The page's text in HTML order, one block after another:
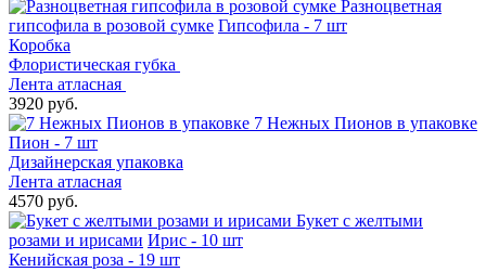
Разноцветная
гипсофила в розовой сумке Гипсофила - 7 шт
Коробка
Флористическая губка
Лента атласная
3920 руб.
7 Нежных Пионов в упаковке
Пион - 7 шт
Дизайнерская упаковка
Лента атласная
4570 руб.
Букет с желтыми
розами и ирисами Ирис - 10 шт
Кенийская роза - 19 шт